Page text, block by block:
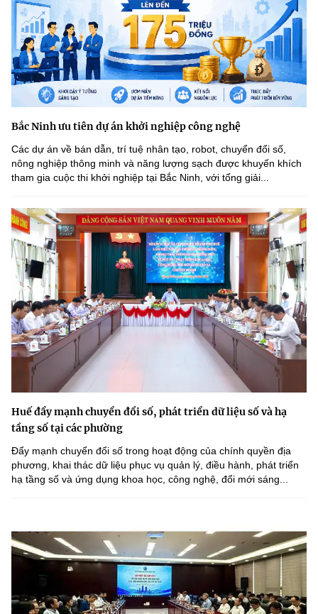
Bắc Ninh ưu tiên dự án khởi nghiệp công nghệ
Các dự án về bán dẫn, trí tuệ nhân tạo, robot, chuyển đổi số,
nông nghiệp thông minh và năng lượng sạch được khuyến khích
tham gia cuộc thi khởi nghiệp tại Bắc Ninh, với tổng giải...
Huế đẩy mạnh chuyển đổi số, phát triển dữ liệu số và hạ
tầng số tại các phường
Đẩy mạnh chuyển đổi số trong hoạt động của chính quyền địa
phương, khai thác dữ liệu phục vụ quản lý, điều hành, phát triển
hạ tầng số và ứng dụng khoa học, công nghệ, đổi mới sáng...